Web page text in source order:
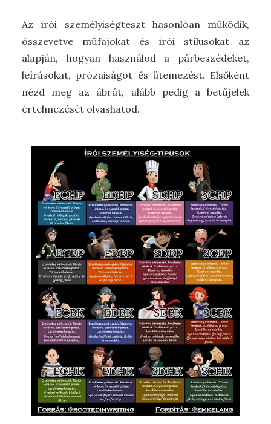
Az írói személyiségteszt hasonlóan működik,
összevetve műfajokat és írói stílusokat az
alapján, hogyan használod a párbeszédeket,
leírásokat, prózaiságot és ütemezést. Elsőként
nézd meg az ábrát, alább pedig a betűjelek
értelmezését olvashatod.